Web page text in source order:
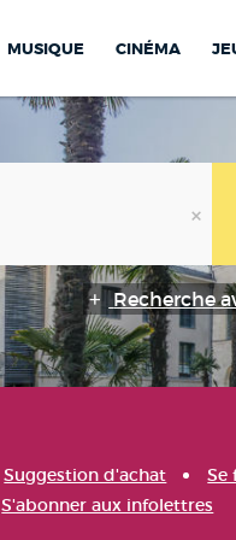
MUSIQUE CINÉMA
Recherche
Suggestion d'achat
Se
S'abonner aux infolettres